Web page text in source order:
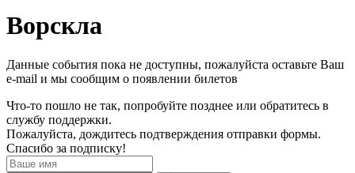
Ворскла
Данные события пока не доступны, пожалуйста оставьте Ваш
e-mail и мы сообщим о появлении билетов
Что-то пошло не так, попробуйте позднее или обратитесь в
службу поддержки.
Пожалуйста, дождитесь подтверждения отправки формы.
Спасибо за подписку!